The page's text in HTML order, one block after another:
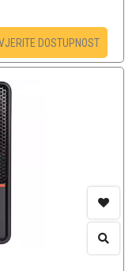
DOSTUPNOST